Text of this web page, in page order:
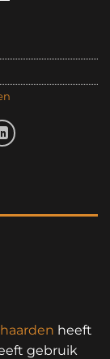
heeft
gebruik